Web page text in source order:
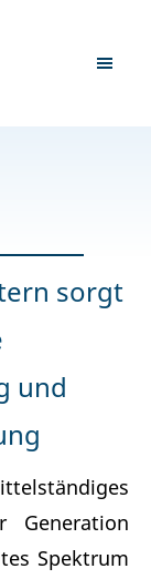
sorgt
und
Generation
Spektrum